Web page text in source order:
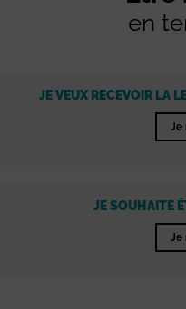
en
JE VEUX RECEVOIR LA
Je
JE SOUHAITE
Je